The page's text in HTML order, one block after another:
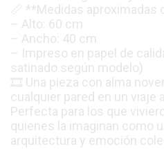
📏 **Medidas aproximadas
– Alto: 60 cm
– Ancho: 40 cm
– Impreso en papel de
satinado según modelo)
🎞️ Una pieza con alma
cualquier pared en un viaje
Perfecta para los que
quienes la imaginan como
arquitectura y emoción